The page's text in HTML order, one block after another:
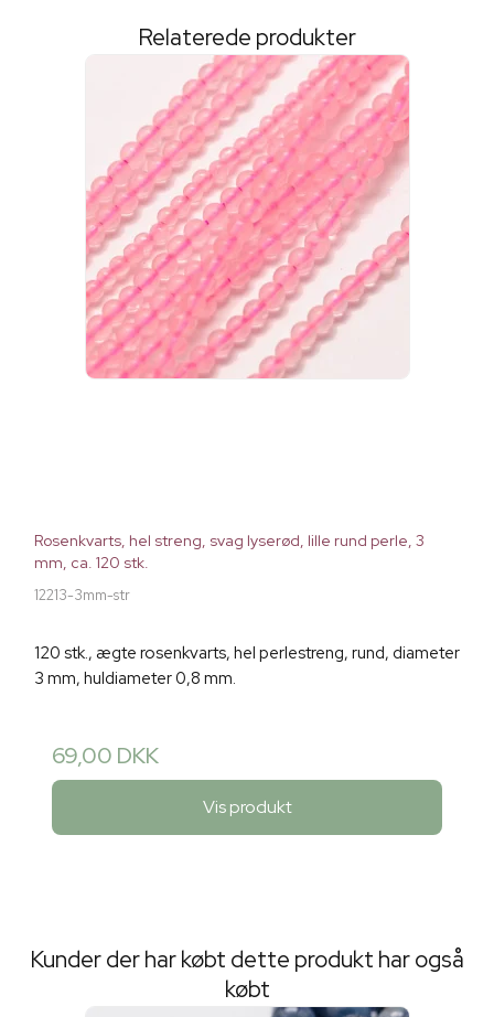
Relaterede produkter
Rosenkvarts, hel streng, svag lyserød, lille rund perle, 3
mm, ca. 120 stk.
12213-3mm-str
120 stk., ægte rosenkvarts, hel perlestreng, rund, diameter
3 mm, huldiameter 0,8 mm.
69,00 DKK
Vis produkt
Kunder der har købt dette produkt har også
købt